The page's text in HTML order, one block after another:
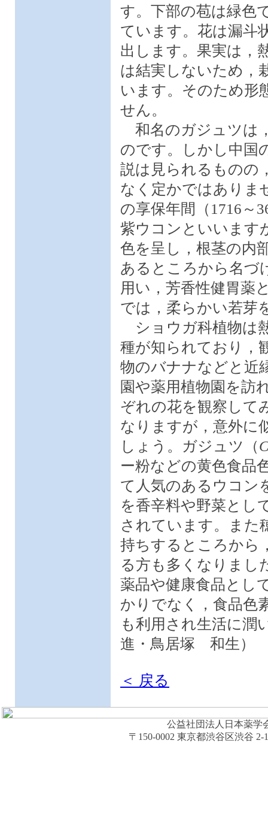
す。下部の苞は緑色
ています。花は漏斗
出します。果実は，
は結実しないため，
います。そのため形
せん。
和名のガジュツは
のです。しかし中国
説は見られるものの
なく定かではありま
の享保年間（1716～
紫ウコンといいます
色を呈し，根茎の内
あるところから名づ
用い，芳香性健胃薬
では，柔らかい若芽
ショウガ科植物は
種が知られており，
物のバナナなどと近
園や薬用植物園を訪
ぞれの花を観察して
なりますが，意外に
しょう。ガジュツ（
ー粉などの黄色食品
て人気のあるウコン
を香辛料や野菜とし
されています。また
持ちするところから
る方も多くなりまし
薬品や健康食品とし
かりでなく，食品色
も利用され生活に
進・鳥居塚 和生）
＜ 戻る
公益社団法人日本薬学
〒150-0002 東京都渋谷区渋谷